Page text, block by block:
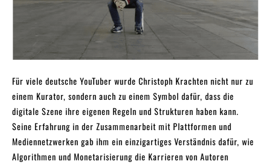
Für viele deutsche YouTuber wurde Christoph Krachten nicht nur zu
einem Kurator, sondern auch zu einem Symbol dafür, dass die
digitale Szene ihre eigenen Regeln und Strukturen haben kann.
Seine Erfahrung in der Zusammenarbeit mit Plattformen und
Mediennetzwerken gab ihm ein einzigartiges Verständnis dafür, wie
Algorithmen und Monetarisierung die Karrieren von Autoren